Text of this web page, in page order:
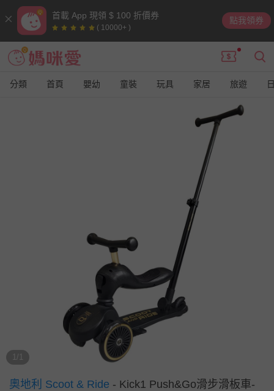
首載 App 現領 $ 100 折價券
( 10000+ )
點我領券
分類 首頁 嬰幼 童裝 玩具 家居 旅遊
1/1
奧地利 Scoot & Ride - Kick1 Push&Go滑步滑板車-